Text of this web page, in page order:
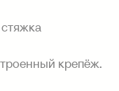
крепёж.